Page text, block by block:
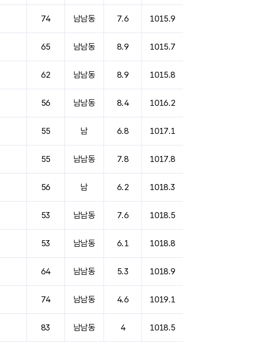
74 남남동 7.6 1015.9
65 남남동 8.9 1015.7
62 남남동 8.9 1015.8
56 남남동 8.4 1016.2
55 남 6.8 1017.1
55 남남동 7.8 1017.8
56 남 6.2 1018.3
53 남남동 7.6 1018.5
53 남남동 6.1 1018.8
64 남남동 5.3 1018.9
74 남남동 4.6 1019.1
83 남남동 4 1018.5